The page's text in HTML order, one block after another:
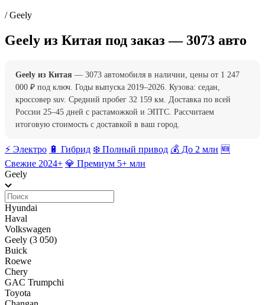
/Geely
Geely из Китая под заказ — 3073 авто
Geely из Китая — 3073 автомобиля в наличии, цены от 1 247
000 ₽ под ключ. Годы выпуска 2019–2026. Кузова: седан,
кроссовер suv. Средний пробег 32 159 км. Доставка по всей
России 25–45 дней с растаможкой и ЭПТС. Рассчитаем
итоговую стоимость с доставкой в ваш город.
⚡️ Электро 🔋 Гибрид ❄️ Полный привод 💰 До 2 млн 🆕
Свежие 2024+ 💎 Премиум 5+ млн
Geely
Hyundai
Haval
Volkswagen
Geely (3 050)
Buick
Roewe
Chery
GAC Trumpchi
Toyota